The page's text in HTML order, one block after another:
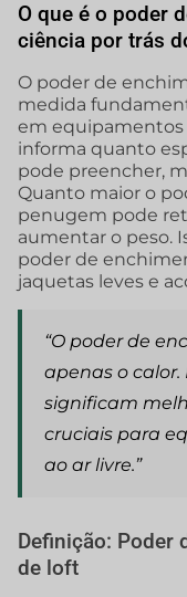
O que é o poder
ciência por trás
O poder de
medida
em equipamentos
informa quanto
pode preencher,
Quanto maior o
penugem pode
aumentar o peso.
poder de
jaquetas leves e
“O poder de
apenas o
significam
cruciais para
ao ar livre.”
Definição: Poder
de loft